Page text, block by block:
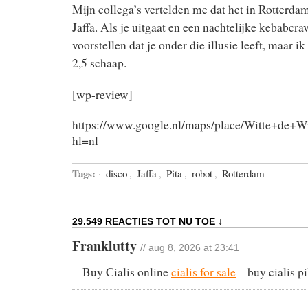
Mijn collega’s vertelden me dat het in
Jaffa. Als je uitgaat en een nachtelijke
voorstellen dat je onder die illusie leeft, maar
2,5 schaap.
[wp-review]
https://www.google.nl/maps/place/
hl=nl
Tags: · disco , Jaffa , Pita , robot , Rotterdam
29.549 REACTIES TOT NU TOE ↓
Franklutty // aug 8, 2026 at 23:41
Buy Cialis onlinecialis for sale– buy cialis